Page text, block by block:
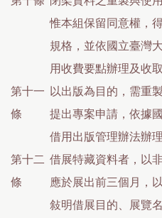
惟本組保留同意權，
規格，並依國立臺灣
用收費要點辦理及收取
第十一
條
以出版為目的，需重
提出專案申請，依據
借用出版管理辦法辦理
第十二
條
借展特藏資料者，以
應於展出前三個月，
敍明借展目的、展覽